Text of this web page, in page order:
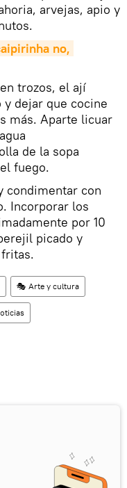
arvejas, apio y
no,
trozos, el ají
dejar que cocine
más. Aparte licuar
de la sopa
fuego.
condimentar con
Incorporar los
por 10
picado y
🎭 Arte y cultura